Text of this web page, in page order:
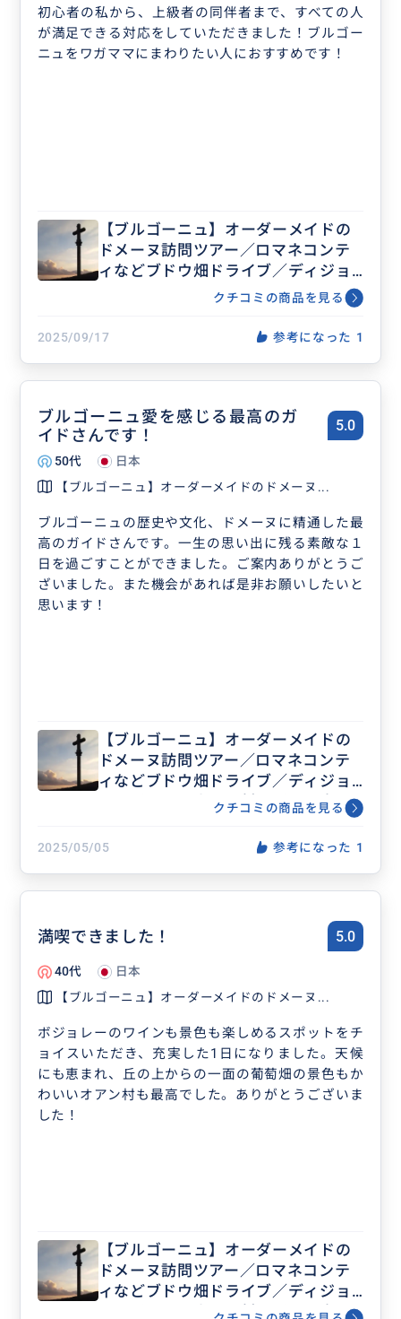
初心者の私から、上級者の同伴者まで、すべての人
が満足できる対応をしていただきました！ブルゴー
ニュをワガママにまわりたい人におすすめです！
【ブルゴーニュ】オーダーメイドの
ドメーヌ訪問ツアー／ロマネコンテ
ィなどブドウ畑ドライブ／ディジョ
ン・ボーヌ・小さな村など・歴史と
アート散策／ご希望に応じてアレン
ジ
クチコミの商品を見る
2025/09/17 参考になった 1
ブルゴーニュ愛を感じる最高のガ
イドさんです！
5.0
50代
日本
【ブルゴーニュ】オーダーメイドのドメーヌ...
ブルゴーニュの歴史や文化、ドメーヌに精通した最
高のガイドさんです。一生の思い出に残る素敵な１
日を過ごすことができました。ご案内ありがとうご
ざいました。また機会があれば是非お願いしたいと
思います！
【ブルゴーニュ】オーダーメイドの
ドメーヌ訪問ツアー／ロマネコンテ
ィなどブドウ畑ドライブ／ディジョ
ン・ボーヌ・小さな村など・歴史と
アート散策／ご希望に応じてアレン
ジ
クチコミの商品を見る
2025/05/05 参考になった 1
満喫できました！ 5.0
40代
日本
【ブルゴーニュ】オーダーメイドのドメーヌ...
ボジョレーのワインも景色も楽しめるスポットをチ
ョイスいただき、充実した1日になりました。天候
にも恵まれ、丘の上からの一面の葡萄畑の景色もか
わいいオアン村も最高でした。ありがとうございま
した！
【ブルゴーニュ】オーダーメイドの
ドメーヌ訪問ツアー／ロマネコンテ
ィなどブドウ畑ドライブ／ディジョ
ン・ボーヌ・小さな村など・歴史と